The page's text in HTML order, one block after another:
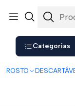
Categorias
ROSTO
Shop